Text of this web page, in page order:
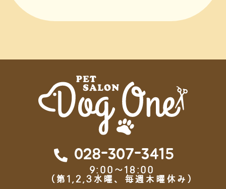
028-307-3415
9:00～18:00
（第1,2,3水曜、毎週木曜休み）